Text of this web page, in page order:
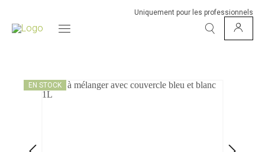
Uniquement pour les professionnels
EN STOCK